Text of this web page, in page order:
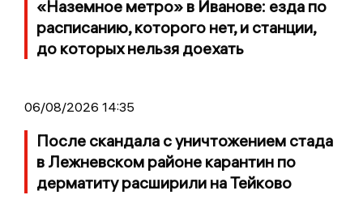
«Наземное метро» в Иванове: езда по
расписанию, которого нет, и станции,
до которых нельзя доехать
06/08/2026 14:35
После скандала с уничтожением стада
в Лежневском районе карантин по
дерматиту расширили на Тейково